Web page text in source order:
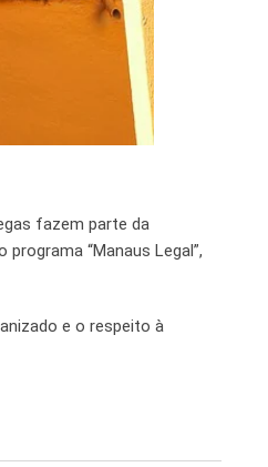
fazem parte da
“Manaus Legal”,
e o respeito à